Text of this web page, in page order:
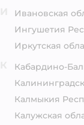
Ивановская
Ингушетия
Иркутская
Кабардино-
Калмыкия
Калужская